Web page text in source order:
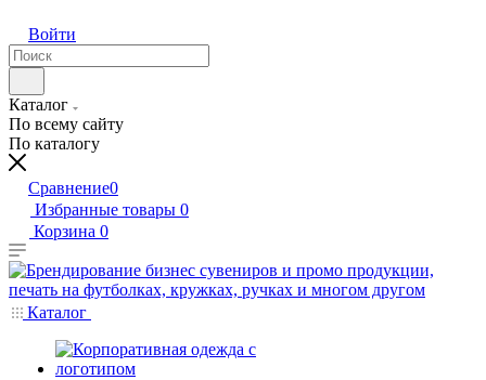
Войти
Каталог
По всему сайту
По каталогу
Сравнение0
Избранные товары 0
Корзина 0
Каталог